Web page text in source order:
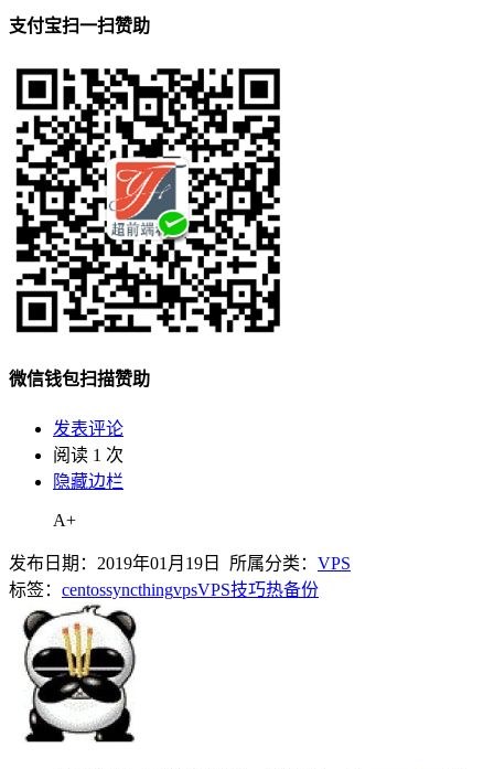
支付宝扫一扫赞助
微信钱包扫描赞助
发表评论
阅读 1 次
隐藏边栏
A+
发布日期：2019年01月19日 所属分类： VPS
标签： centossyncthingvpsVPS技巧热备份